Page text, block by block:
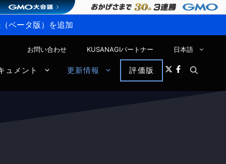
ベータ版）を追加
お問い合わせ KUSANAGIパートナー 日本語
ュメント 更新情報 評価版